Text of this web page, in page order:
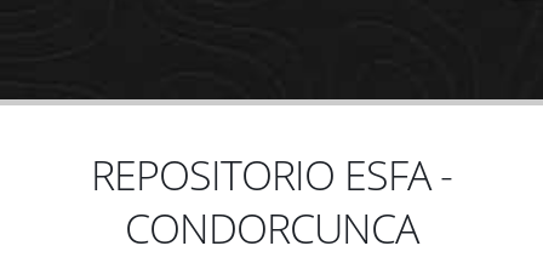
REPOSITORIO ESFA -
CONDORCUNCA